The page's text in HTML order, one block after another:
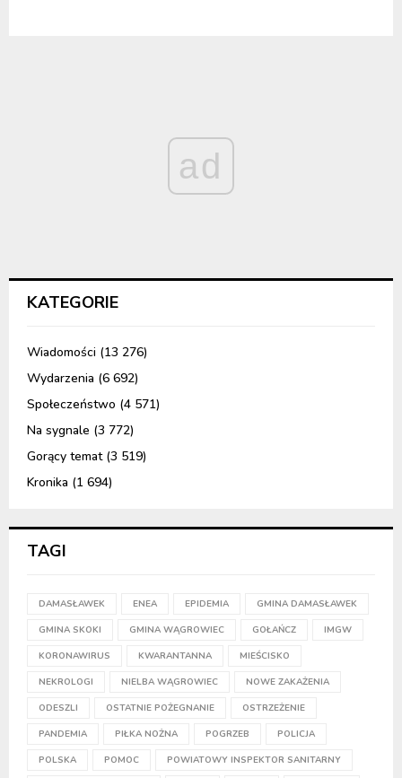
ad
KATEGORIE
Wiadomości (13 276)
Wydarzenia (6 692)
Społeczeństwo (4 571)
Na sygnale (3 772)
Gorący temat(3 519)
Kronika (1 694)
TAGI
DAMASŁAWEK ENEA EPIDEMIA GMINA DAMASŁAWEK
GMINA SKOKI GMINA WĄGROWIEC GOŁAŃCZ IMGW
KORONAWIRUS KWARANTANNA MIEŚCISKO
NEKROLOGI NIELBA WĄGROWIEC NOWE ZAKAŻENIA
ODESZLI OSTATNIE POŻEGNANIE OSTRZEŻENIE
PANDEMIA PIŁKA NOŻNA POGRZEB POLICJA
POLSKA POMOC POWIATOWY INSPEKTOR SANITARNY